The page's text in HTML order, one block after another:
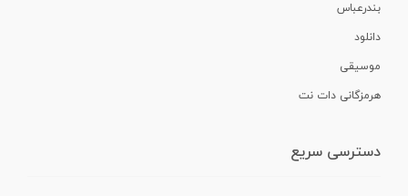
بندرعباس
دانلود
موسیقی
هرمزگانی دات نت
دسترسی سریع